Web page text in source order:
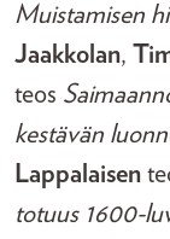
Muistamisen
Jaakkolan,
teos
kestävän
Lappalaisen
totuus 1600-